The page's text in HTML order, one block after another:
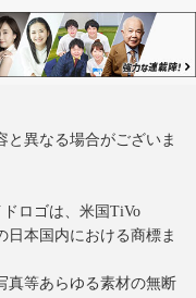
と異なる場合がございま
ロゴは、米国TiVo
日本国内における商標ま
真等あらゆる素材の無断